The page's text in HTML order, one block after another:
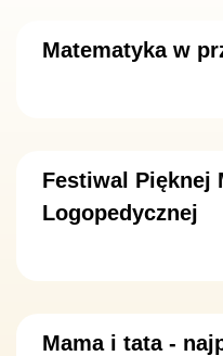
Matematyka w
Festiwal Pięknej
Logopedycznej
Mama i tata -